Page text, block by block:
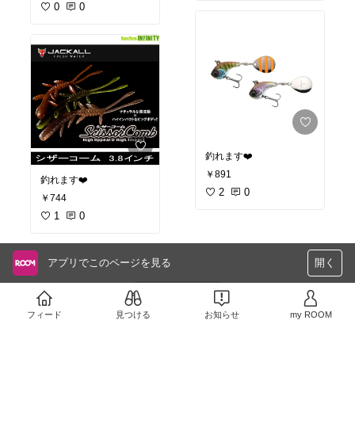
0 0
釣れます❤️
￥744
1 0
釣れます❤️
￥891
2 0
アプリでこのページを見る 開く
フィード 見つける お知らせ my ROOM